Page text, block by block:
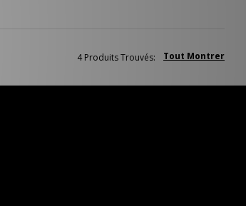
Tout Montrer
4 Produits Trouvés: